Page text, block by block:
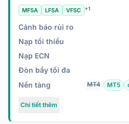
MFSA LFSA VFSC +1
Cảnh báo rủi ro
Nạp tối thiểu
Nạp ECN
Đòn bẩy tối đa
Nền tảng MT4 MT5
Chi tiết thêm